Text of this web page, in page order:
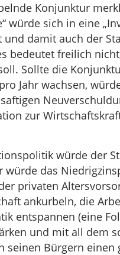
Konjunktur
würde sich in eine
damit auch der
bedeutet freilich
Sollte die
Jahr wachsen,
zur
würde der
würde das
privaten
ankurbeln, die
entspannen (eine
und mit all dem
Bürgern einen